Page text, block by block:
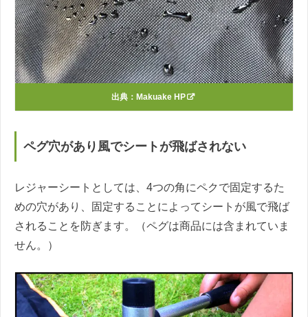
出典： Makuake HP
ペグ穴があり風でシートが飛ばされない
レジャーシートとしては、4つの角にペクで固定するた
めの穴があり、固定することによってシートが風で飛ば
されることを防ぎます。（ペグは商品には含まれていま
せん。）